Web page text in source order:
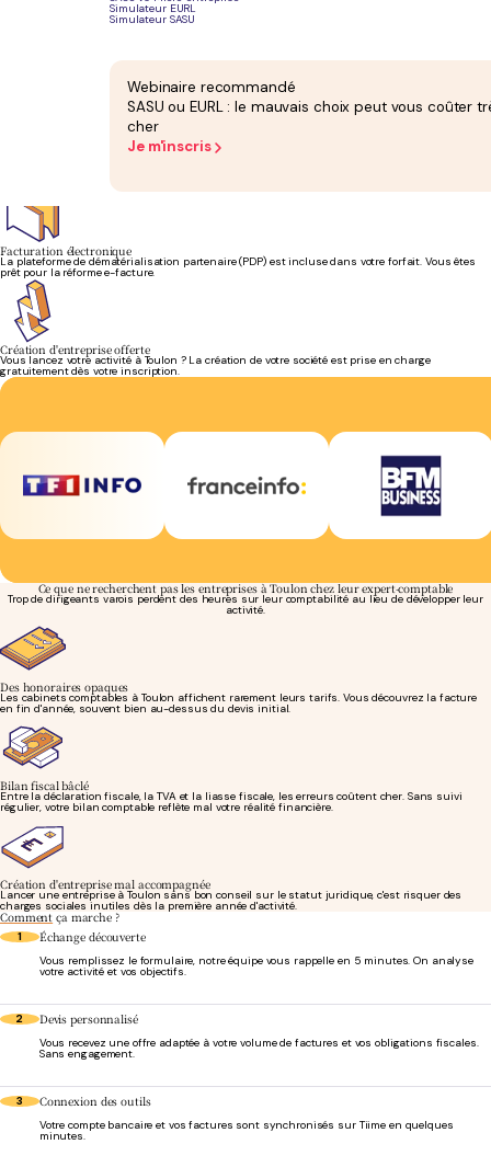
Simulateur EURL
Simulateur SASU
Webinaire recommandé
SASU ou EURL : le mauvais choix peut vous coûter
cher
Je m'inscris
Le bilan annuel attesté et la liasse fiscale sont inclus dans votre forfait. Pas de facturation
supplémentaire en fin d'exercice.
Facturation électronique
La plateforme de dématérialisation partenaire (PDP) est incluse dans votre forfait. Vous êtes
prêt pour la réforme e-facture.
Création d'entreprise offerte
Vous lancez votre activité à Toulon ? La création de votre société est prise en charge
gratuitement dès votre inscription.
Ce que ne recherchent pas les entreprises à Toulon chez leur expert-comptable
Trop de dirigeants varois perdent des heures sur leur comptabilité au lieu de développer leur
activité.
Des honoraires opaques
Les cabinets comptables à Toulon affichent rarement leurs tarifs. Vous découvrez la facture
en fin d'année, souvent bien au-dessus du devis initial.
Bilan fiscal bâclé
Entre la déclaration fiscale, la TVA et la liasse fiscale, les erreurs coûtent cher. Sans suivi
régulier, votre bilan comptable reflète mal votre réalité financière.
Création d'entreprise mal accompagnée
Lancer une entreprise à Toulon sans bon conseil sur le statut juridique, c'est risquer des
charges sociales inutiles dès la première année d'activité.
Comment ça marche ?
1 Échange découverte
Vous remplissez le formulaire, notre équipe vous rappelle en 5 minutes. On analyse
votre activité et vos objectifs.
2 Devis personnalisé
Vous recevez une offre adaptée à votre volume de factures et vos obligations fiscales.
Sans engagement.
3 Connexion des outils
Votre compte bancaire et vos factures sont synchronisés sur Tiime en quelques
minutes.